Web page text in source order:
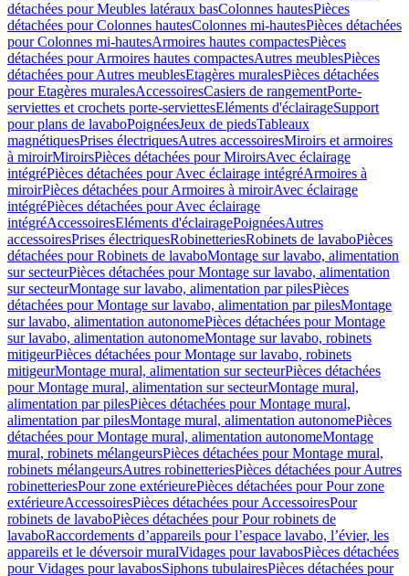
détachées pour Meubles latéraux basColonnes hautesPièces
détachées pour Colonnes hautesColonnes mi-hautesPièces détachées
pour Colonnes mi-hautesArmoires hautes compactesPièces
détachées pour Armoires hautes compactesAutres meublesPièces
détachées pour Autres meublesEtagères muralesPièces détachées
pour Etagères muralesAccessoiresCasiers de rangementPorte-
serviettes et crochets porte-serviettesEléments d'éclairageSupport
pour plans de lavaboPoignéesJeux de piedsTableaux
magnétiquesPrises électriquesAutres accessoiresMiroirs et armoires
à miroirMiroirsPièces détachées pour MiroirsAvec éclairage
intégréPièces détachées pour Avec éclairage intégréArmoires à
miroirPièces détachées pour Armoires à miroirAvec éclairage
intégréPièces détachées pour Avec éclairage
intégréAccessoiresEléments d'éclairagePoignéesAutres
accessoiresPrises électriquesRobinetteriesRobinets de lavaboPièces
détachées pour Robinets de lavaboMontage sur lavabo, alimentation
sur secteurPièces détachées pour Montage sur lavabo, alimentation
sur secteurMontage sur lavabo, alimentation par pilesPièces
détachées pour Montage sur lavabo, alimentation par pilesMontage
sur lavabo, alimentation autonomePièces détachées pour Montage
sur lavabo, alimentation autonomeMontage sur lavabo, robinets
mitigeurPièces détachées pour Montage sur lavabo, robinets
mitigeurMontage mural, alimentation sur secteurPièces détachées
pour Montage mural, alimentation sur secteurMontage mural,
alimentation par pilesPièces détachées pour Montage mural,
alimentation par pilesMontage mural, alimentation autonomePièces
détachées pour Montage mural, alimentation autonomeMontage
mural, robinets mélangeursPièces détachées pour Montage mural,
robinets mélangeursAutres robinetteriesPièces détachées pour Autres
robinetteriesPour zone extérieurePièces détachées pour Pour zone
extérieureAccessoiresPièces détachées pour AccessoiresPour
robinets de lavaboPièces détachées pour Pour robinets de
lavaboRaccordements d’appareils pour l’espace lavabo, l’évier, les
appareils et le déversoir muralVidages pour lavabosPièces détachées
pour Vidages pour lavabosSiphons tubulairesPièces détachées pour